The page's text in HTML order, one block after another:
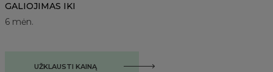
GALIOJIMAS IKI
6 mėn.
UŽKLAUSTI KAINĄ